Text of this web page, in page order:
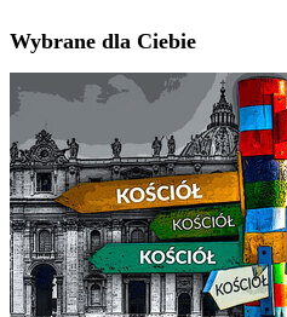
Wybrane dla Ciebie